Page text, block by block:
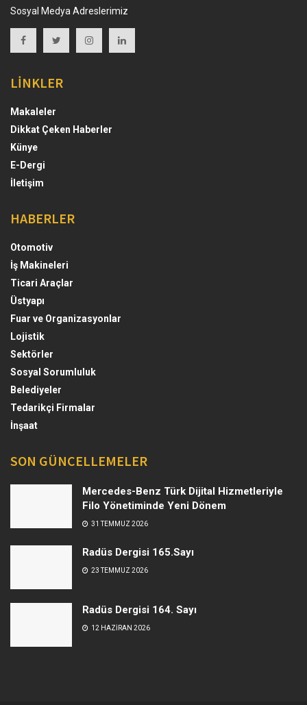
Sosyal Medya Adreslerimiz
LİNKLER
Makaleler
Dikkat Çeken Haberler
Künye
E-Dergi
İletişim
HABERLER
Otomotiv
İş Makineleri
Ticari Araçlar
Üstyapı
Fuar ve Organizasyonlar
Lojistik
Sektörler
Sosyal Sorumluluk
Belediyeler
Tedarikçi Firmalar
İnşaat
SON GÜNCELLEMELER
Mercedes-Benz Türk Dijital Hizmetleriyle
Filo Yönetiminde Yeni Dönem
31 TEMMUZ 2026
Radüs Dergisi 165.Sayı
23 TEMMUZ 2026
Radüs Dergisi 164. Sayı
12 HAZIRAN 2026